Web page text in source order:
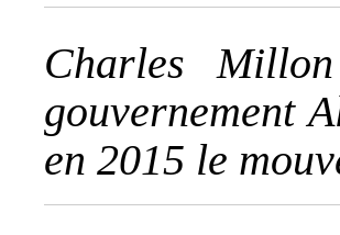
Charles
gouvernement
en 2015 le